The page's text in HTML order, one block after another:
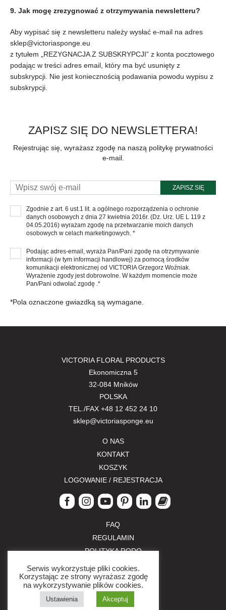
9. Jak mogę zrezygnować z otrzymywania newsletteru?
Aby wypisać się z newsletteru należy wysłać e-mail na adres
sklep@victoriasponge.eu
z tytułem „REZYGNACJA Z SUBSKRYPCJI” z konta pocztowego
podając w treści adres email, który ma być usunięty z
subskrypcji. Nie jest koniecznością podawania powodu wypisu z
subskrypcji.
ZAPISZ SIĘ DO NEWSLETTERA!
Rejestrując się, wyrażasz zgodę na naszą politykę prywatności
e-mail.
ZAPISZ SIĘ
Zgodnie z art. 6 ust.1 lit. a ogólnego rozporządzenia o ochronie
danych osobowych z dnia 27 kwietnia 2016r. (Dz. Urz. UE L 119 z
04.05.2016) wyrażam zgodę na przetwarzanie moich danych
osobowych w celach marketingowych. *
Podając adres-email, wyraża Pan/Pani zgodę na otrzymywanie
informacji (w tym informacji handlowej) za pomocą środków
komunikacji elektronicznej od VICTORIA Grzegorz Woźniak.
Wyrażenie zgody jest dobrowolne. W każdym momencie może
Pan/Pani odwołać zgodę .*
*Pola oznaczone gwiazdką są wymagane.
VICTORIA FLORAL PRODUCTS
Ekonomiczna 5
32-084 Mników
POLSKA
TEL./FAX +48 12 452 24 10
sklep@victoriasponge.eu
FAQ
REGULAMIN
POLITYKA RODO
POLITYKA PRYWATNOŚCI
ZWROTY I REKLAMACJE
FORMY PŁATNOŚCI
O NAS
KONTAKT
KOSZYK
LOGOWANIE / REJESTRACJA
Serwis wykorzystuje pliki cookies.
Korzystając ze strony wyrażasz zgodę
na wykorzystywanie plików cookies.
Ustawienia Akceptuj